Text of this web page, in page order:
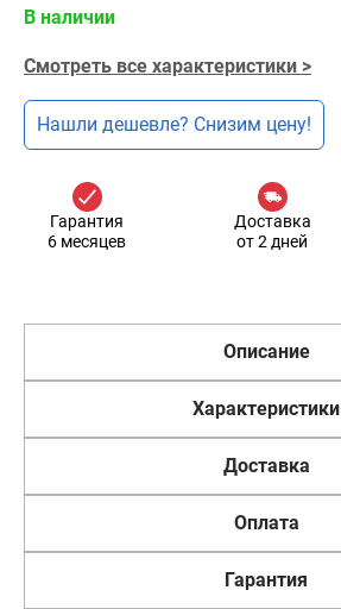
В наличии
Смотреть все характеристики >
Нашли дешевле? Снизим цену!
Гарантия
6 месяцев
Доставка
от 2 дней
Описание
Характеристики
Доставка
Оплата
Гарантия